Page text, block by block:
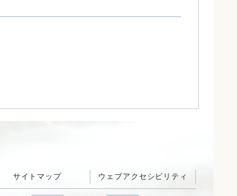
サイトマップ ウェブアクセシビリティ